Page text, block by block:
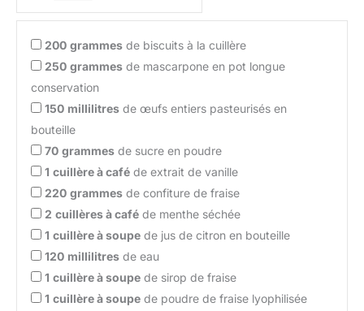
200 grammes de biscuits à la cuillère
250 grammes de mascarpone en pot longue
conservation
150 millilitres de œufs entiers pasteurisés en
bouteille
70 grammes de sucre en poudre
1 cuillère à café de extrait de vanille
220 grammes de confiture de fraise
2 cuillères à café de menthe séchée
1 cuillère à soupe de jus de citron en bouteille
120 millilitres de eau
1 cuillère à soupe de sirop de fraise
1 cuillère à soupe de poudre de fraise lyophilisée